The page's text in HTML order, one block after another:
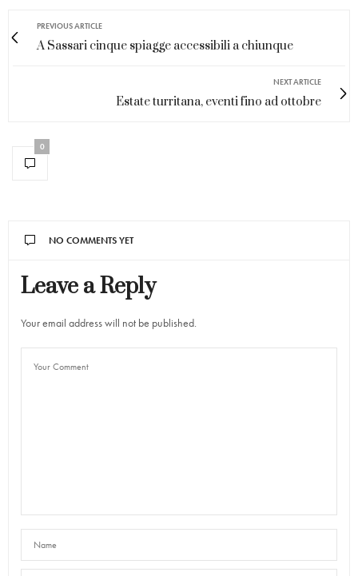
PREVIOUS ARTICLE
A Sassari cinque spiagge accessibili a chiunque
NEXT ARTICLE
Estate turritana, eventi fino ad ottobre
0
NO COMMENTS YET
Leave a Reply
Your email address will not be published.